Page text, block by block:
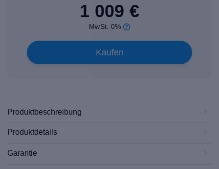
1 009 €
MwSt. 0%
Kaufen
Produktbeschreibung
Produktdetails
Garantie